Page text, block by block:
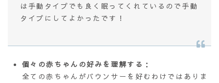
は手動タイプでも良く眠ってくれているので手動
タイプにしてよかったです！
個々の赤ちゃんの好みを理解する ：
全ての赤ちゃんがバウンサーを好むわけではありま